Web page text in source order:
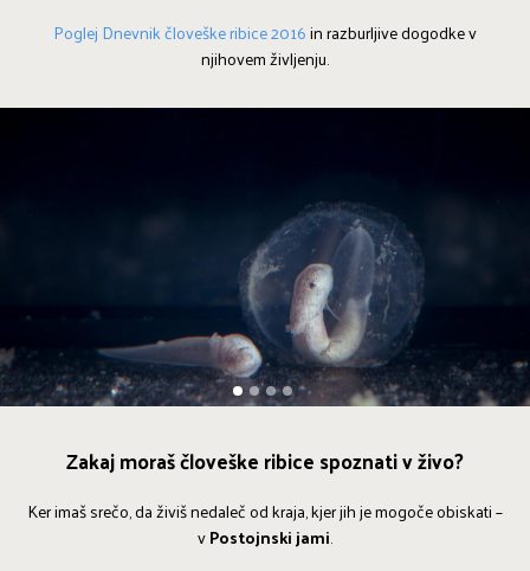
Poglej Dnevnik človeške ribice 2016in razburljive dogodke v
njihovem življenju.
1 2 3 4
Zakaj moraš človeške ribice spoznati v živo?
Ker imaš srečo, da živiš nedaleč od kraja, kjer jih je mogoče obiskati –
vPostojnski jami.